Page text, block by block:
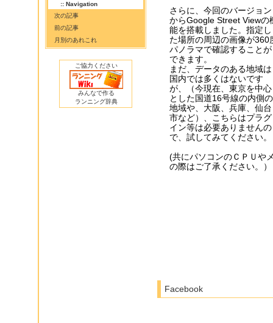
:: Navigation
次の記事
前の記事
月別のあれこれ
ご協力ください
みんなで作る
ランニング辞典
さらに、今回のバージョン
からGoogle Street Viewの
能を搭載しました。指定し
た場所の周辺の画像が360
パノラマで確認することが
できます。
まだ、データのある地域は
国内では多くはないです
が、（今現在、東京を中心
とした国道16号線の内側の
地域や、大阪、兵庫、仙台
市など）、こちらはプラグ
イン等は必要ありませんの
で、試してみてください。
(共にパソコンのＣＰＵや
の際はご了承ください。）
Facebook